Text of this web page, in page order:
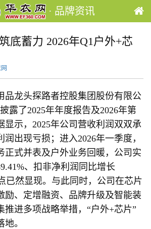
· 品牌资讯
底蓄力 2026年Q1户外+芯
品龙头探路者控股集团股份有限公
露了2025年年度报告及2026年第
显示，2025年公司营收利润双双承
出现亏损；进入2026年一季度，
正式并表及户外业务回暖，公司实
、扣非净利润同比增长
已然显现。与此同时，公司在芯片
励、定增融资、品牌升级及智能装
推进多项战略举措，“户外+芯片”
。